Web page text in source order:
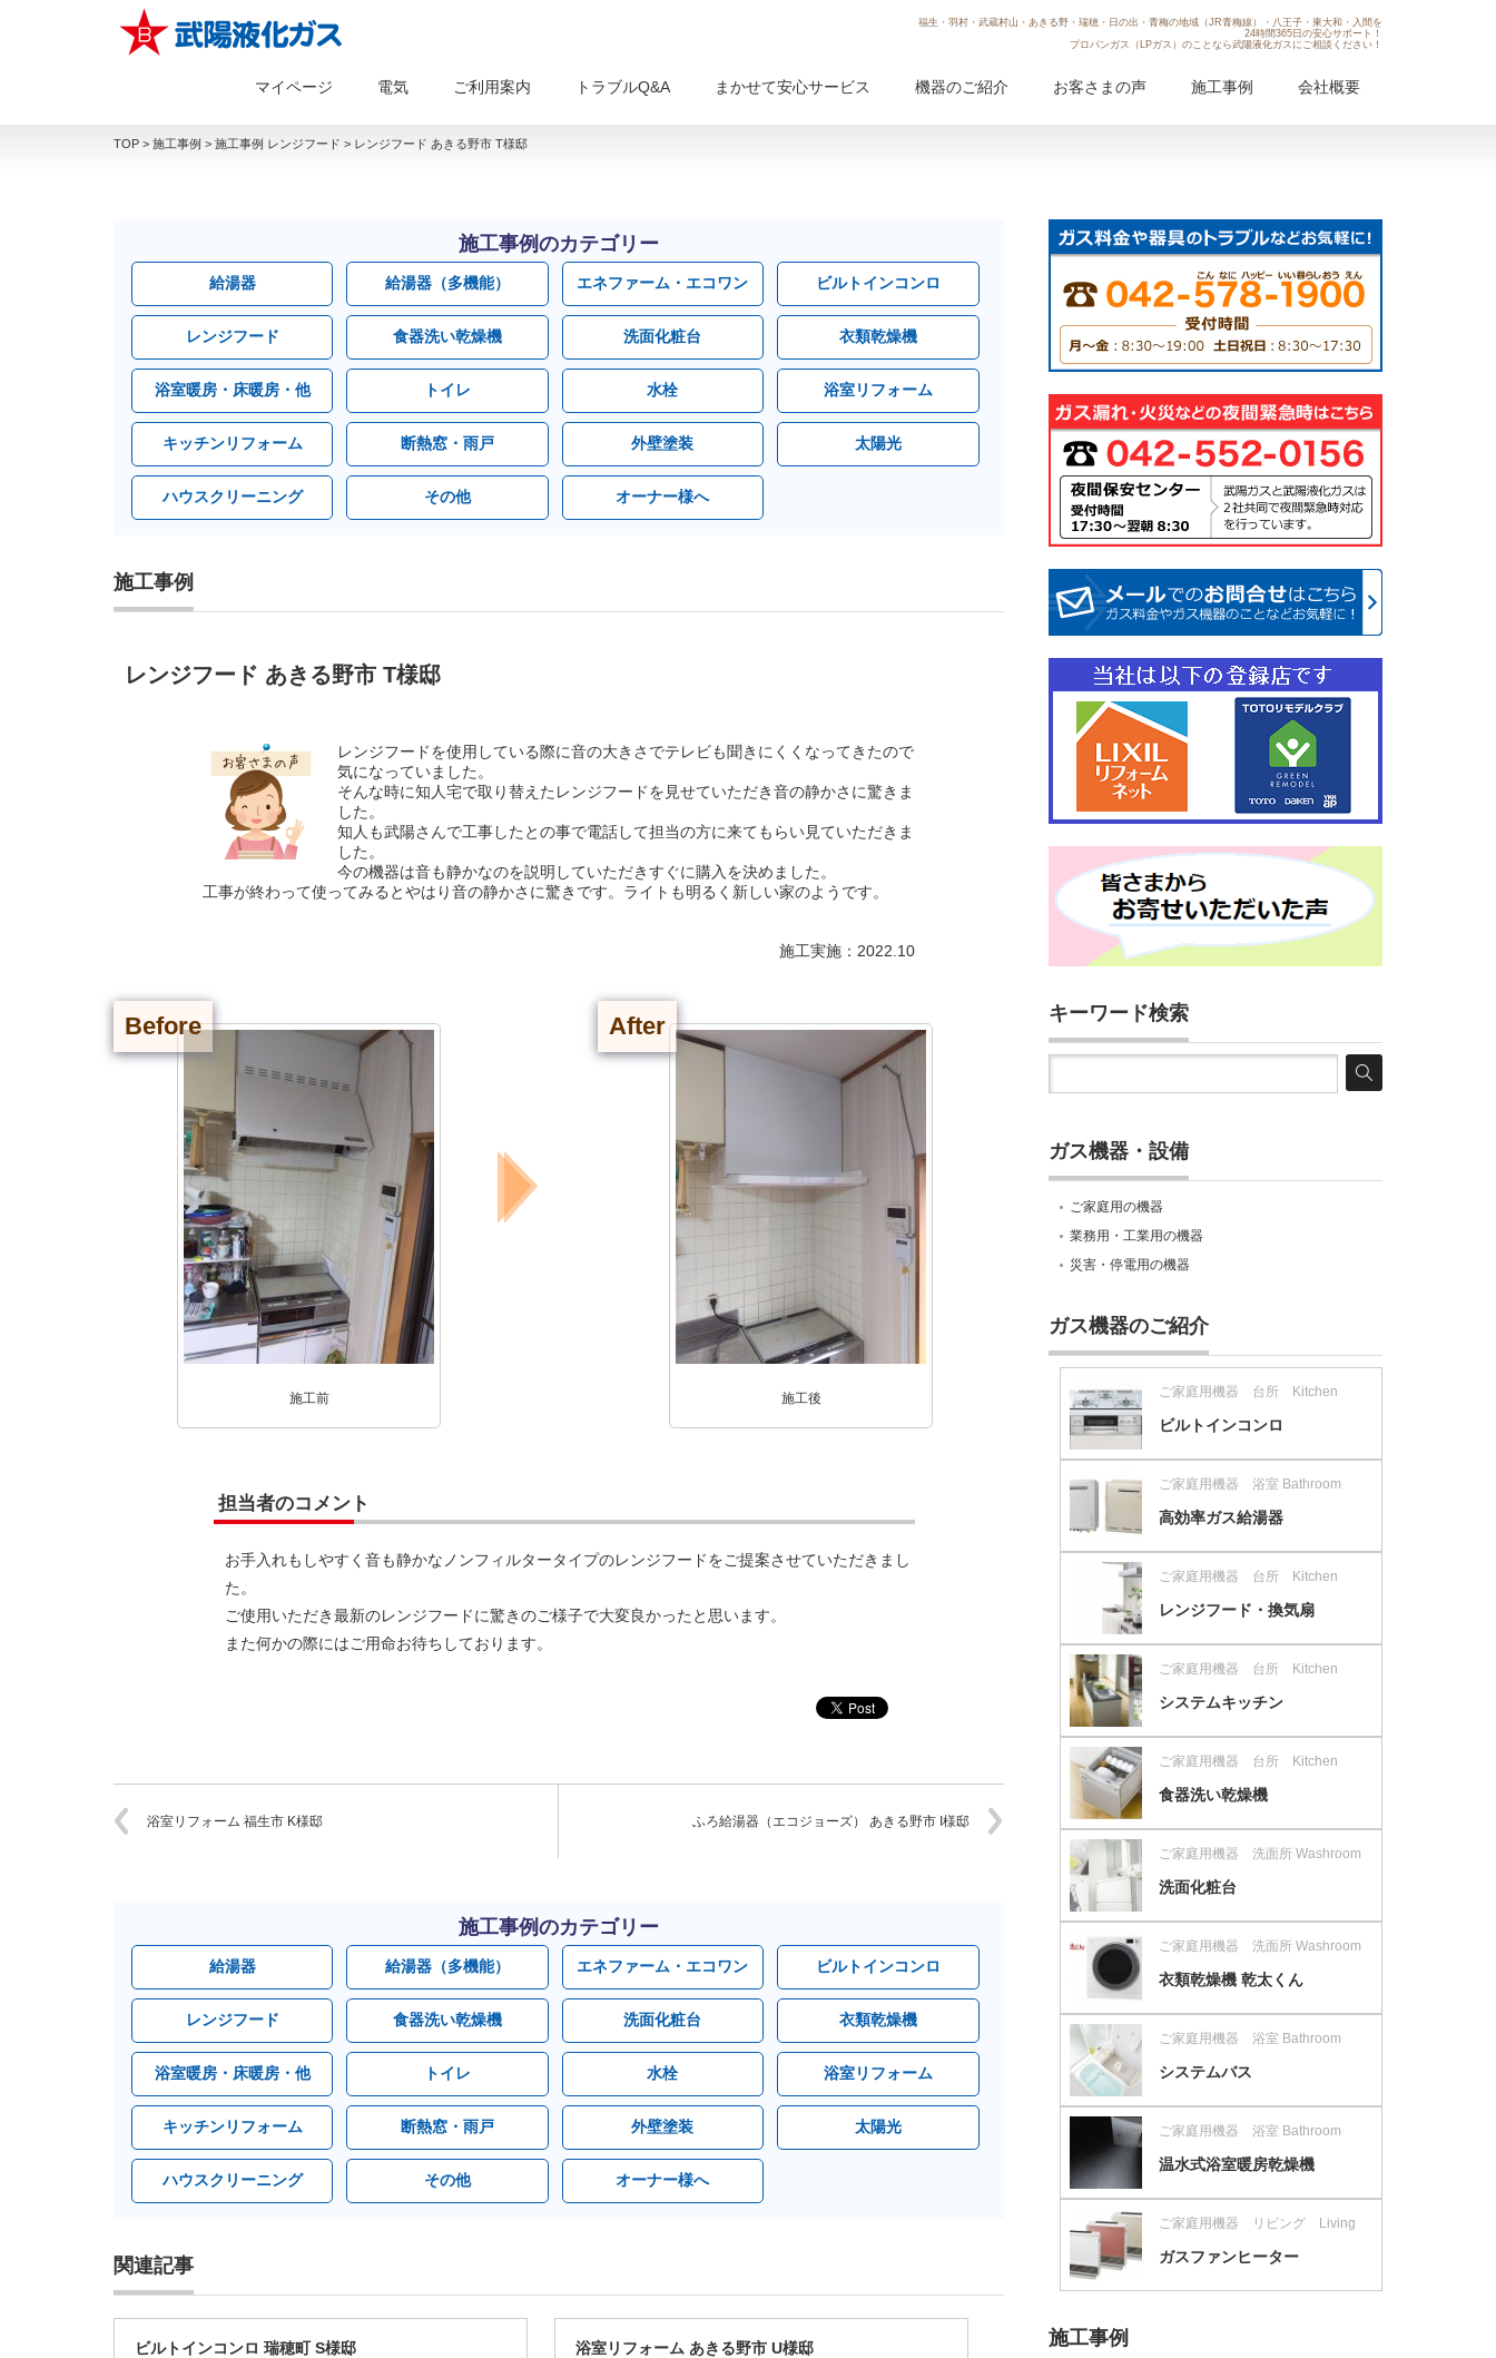
福生・羽村・武蔵村山・あきる野・瑞穂・日の出・青梅の地域（JR青梅線）・八王子・東大和・入間を
24時間365日の安心サポート！
プロパンガス（LPガス）のことなら武陽液化ガスにご相談ください！
マイページ 電気 ご利用案内 トラブルQ&A まかせて安心サービス 機器のご紹介 お客さまの声 施工事例 会社概要
TOP > 施工事例 > 施工事例 レンジフード > レンジフード あきる野市 T様邸
施工事例のカテゴリー
給湯器 給湯器（多機能） エネファーム・エコワン ビルトインコンロ
レンジフード 食器洗い乾燥機 洗面化粧台 衣類乾燥機
浴室暖房・床暖房・他 トイレ 水栓 浴室リフォーム
キッチンリフォーム 断熱窓・雨戸 外壁塗装 太陽光
ハウスクリーニング その他 オーナー様へ
施工事例
レンジフード あきる野市 T様邸
レンジフードを使用している際に音の大きさでテレビも聞きにくくなってきたので
気になっていました。
そんな時に知人宅で取り替えたレンジフードを見せていただき音の静かさに驚きま
した。
知人も武陽さんで工事したとの事で電話して担当の方に来てもらい見ていただきま
した。
今の機器は音も静かなのを説明していただきすぐに購入を決めました。
工事が終わって使ってみるとやはり音の静かさに驚きです。ライトも明るく新しい家のようです。
施工実施：2022.10
Before
施工前
After
施工後
担当者のコメント
お手入れもしやすく音も静かなノンフィルタータイプのレンジフードをご提案させていただきまし
た。
ご使用いただき最新のレンジフードに驚きのご様子で大変良かったと思います。
また何かの際にはご用命お待ちしております。
浴室リフォーム 福生市 K様邸 ふろ給湯器（エコジョーズ） あきる野市 I様邸
施工事例のカテゴリー
給湯器 給湯器（多機能） エネファーム・エコワン ビルトインコンロ
レンジフード 食器洗い乾燥機 洗面化粧台 衣類乾燥機
浴室暖房・床暖房・他 トイレ 水栓 浴室リフォーム
キッチンリフォーム 断熱窓・雨戸 外壁塗装 太陽光
ハウスクリーニング その他 オーナー様へ
関連記事
ビルトインコンロ 瑞穂町 S様邸 浴室リフォーム あきる野市 U様邸
キーワード検索
ガス機器・設備
ご家庭用の機器
業務用・工業用の機器
災害・停電用の機器
ガス機器のご紹介
ご家庭用機器 台所 Kitchen
ビルトインコンロ
ご家庭用機器 浴室 Bathroom
高効率ガス給湯器
ご家庭用機器 台所 Kitchen
レンジフード・換気扇
ご家庭用機器 台所 Kitchen
システムキッチン
ご家庭用機器 台所 Kitchen
食器洗い乾燥機
ご家庭用機器 洗面所 Washroom
洗面化粧台
ご家庭用機器 洗面所 Washroom
衣類乾燥機 乾太くん
ご家庭用機器 浴室 Bathroom
システムバス
ご家庭用機器 浴室 Bathroom
温水式浴室暖房乾燥機
ご家庭用機器 リビング Living
ガスファンヒーター
施工事例